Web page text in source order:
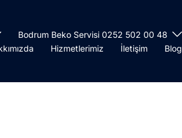
Bodrum Beko Servisi 0252 502 00 48
Hizmetlerimiz İletişim Blog